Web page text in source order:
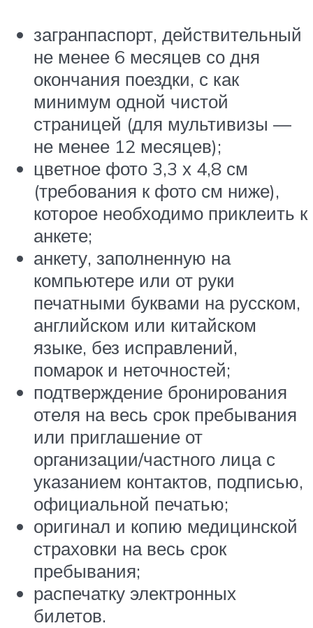
загранпаспорт, действительный
не менее 6 месяцев со дня
окончания поездки, с как
минимум одной чистой
страницей (для мультивизы —
не менее 12 месяцев);
цветное фото 3,3 х 4,8 см
(требования к фото см ниже),
которое необходимо приклеить к
анкете;
анкету, заполненную на
компьютере или от руки
печатными буквами на русском,
английском или китайском
языке, без исправлений,
помарок и неточностей;
подтверждение бронирования
отеля на весь срок пребывания
или приглашение от
организации/частного лица с
указанием контактов, подписью,
официальной печатью;
оригинал и копию медицинской
страховки на весь срок
пребывания;
распечатку электронных
билетов.